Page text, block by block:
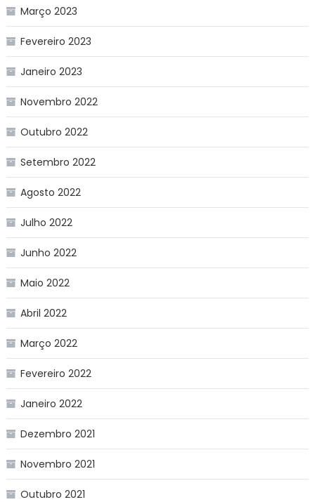
Março 2023
Fevereiro 2023
Janeiro 2023
Novembro 2022
Outubro 2022
Setembro 2022
Agosto 2022
Julho 2022
Junho 2022
Maio 2022
Abril 2022
Março 2022
Fevereiro 2022
Janeiro 2022
Dezembro 2021
Novembro 2021
Outubro 2021